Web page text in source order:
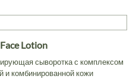
Lotion
сыворотка с комплексом
и комбинированной кожи